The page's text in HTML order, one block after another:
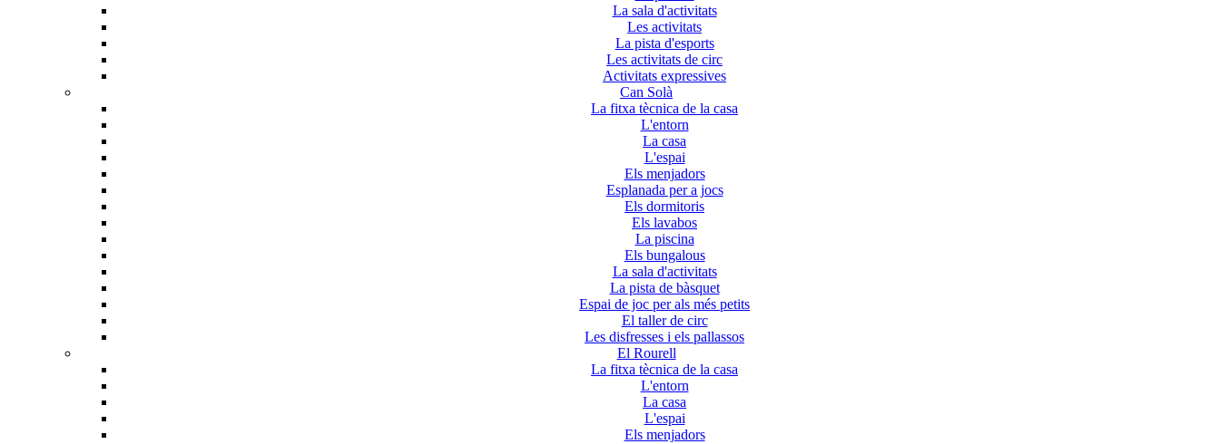
La sala d'activitats
Les activitats
La pista d'esports
Les activitats de circ
Activitats expressives
Can Solà
La fitxa tècnica de la casa
L'entorn
La casa
L'espai
Els menjadors
Esplanada per a jocs
Els dormitoris
Els lavabos
La piscina
Els bungalous
La sala d'activitats
La pista de bàsquet
Espai de joc per als més petits
El taller de circ
Les disfresses i els pallassos
El Rourell
La fitxa tècnica de la casa
L'entorn
La casa
L'espai
Els menjadors